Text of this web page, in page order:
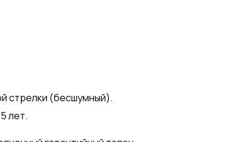
стрелки (бесшумный).
лет.